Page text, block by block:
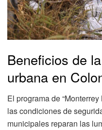
Beneficios de
urbana en
El programa de
las condiciones de
municipales reparan las